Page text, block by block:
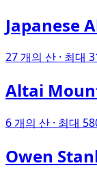
Japanese
27 개의 산 · 최대
Altai
6 개의 산 · 최대
Owen